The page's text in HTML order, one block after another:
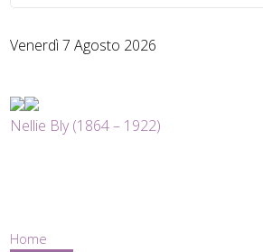
Venerdì 7 Agosto 2026
Nellie Bly (1864 – 1922)
Home